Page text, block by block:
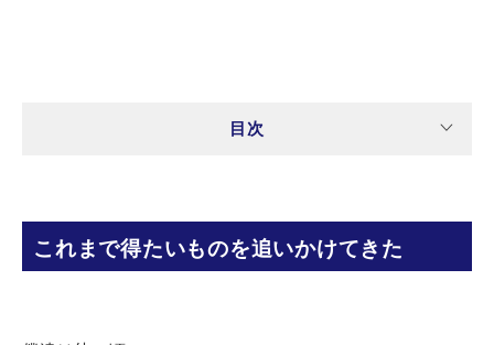
目次
これまで得たいものを追いかけてきた